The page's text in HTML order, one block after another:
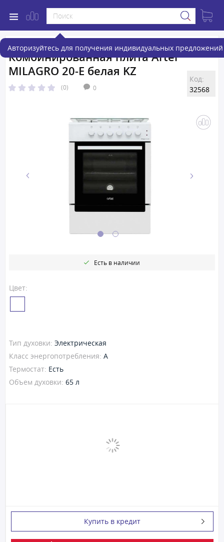
Авторизуйтесь для получения индивидуальных предложений
Комбинированная плита Artel
MILAGRO 20-E белая KZ
(0) 0
Код:
32568
Цвет:
Есть в наличии
Тип духовки: Электрическая
Класс энергопотребления: A
Термостат: Есть
Объем духовки: 65 л
Купить в кредит